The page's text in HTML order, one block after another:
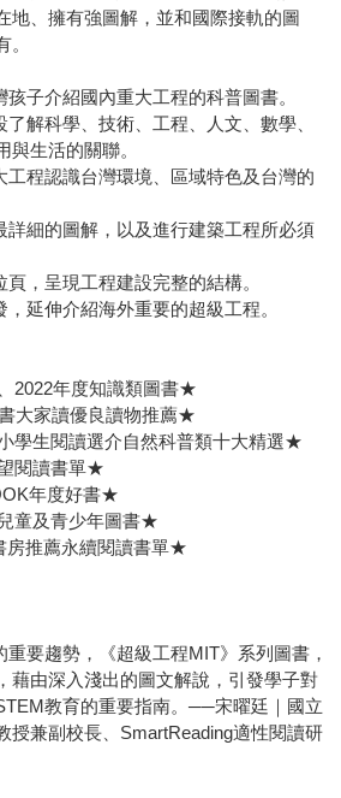
地、擁有強圖解，並和國際接軌的圖
子介紹國內重大工程的科普圖書。
解科學、技術、工程、人文、數學、
生活的關聯。
工程認識台灣環境、區域特色及台灣的
詳細的圖解，以及進行建築工程所必須
，呈現工程建設完整的結構。
延伸介紹海外重要的超級工程。
2022年度知識類圖書★
大家讀優良讀物推薦★
學生閱讀選介自然科普類十大精選★
閱讀書單★
年度好書★
童及青少年圖書★
推薦永續閱讀書單★
要趨勢，《超級工程MIT》系列圖書，
藉由深入淺出的圖文解說，引發學子對
教育的重要指南。──宋曜廷｜國立
授兼副校長、SmartReading適性閱讀研